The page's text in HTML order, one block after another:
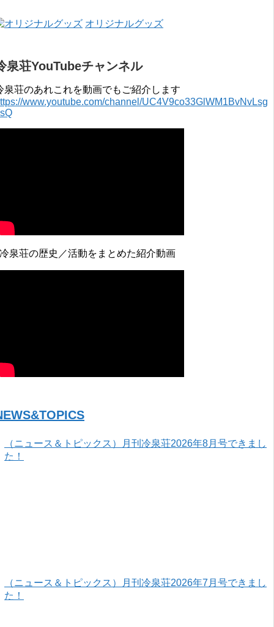
オリジナルグッズ
泉荘YouTubeチャンネル
泉荘のあれこれを動画でもご紹介します
www.youtube.com/channel/UC4V9co33GlWM1BvNvLsg
泉荘の歴史／活動をまとめた紹介動画
（ニュース＆トピックス）月刊冷泉荘2026年8月号できまし
た！
（ニュース＆トピックス）月刊冷泉荘2026年7月号できまし
た！